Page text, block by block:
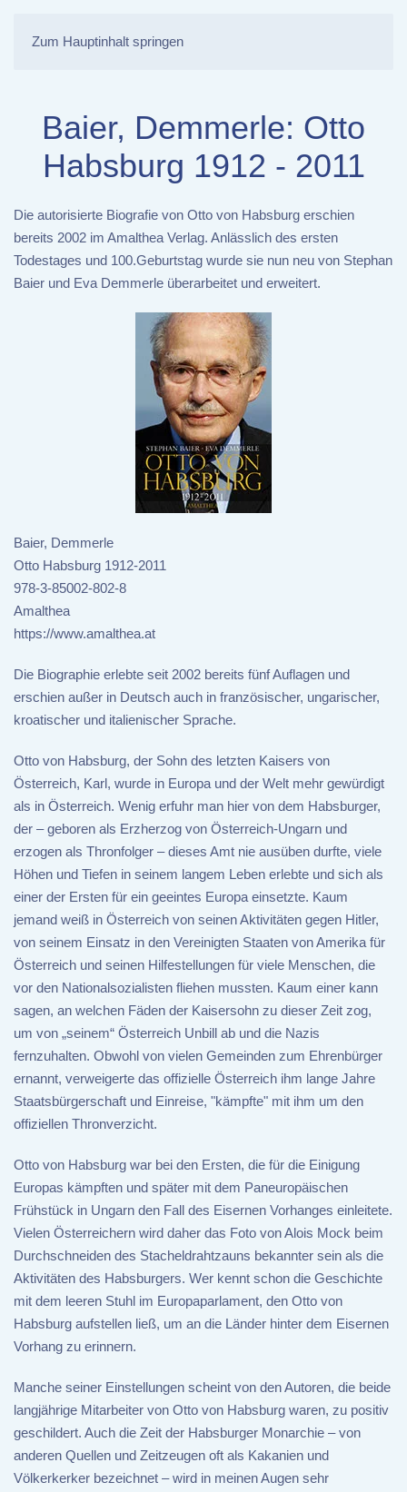
Zum Hauptinhalt springen
Baier, Demmerle: Otto
Habsburg 1912 - 2011
Die autorisierte Biografie von Otto von Habsburg erschien
bereits 2002 im Amalthea Verlag. Anlässlich des ersten
Todestages und 100.Geburtstag wurde sie nun neu von Stephan
Baier und Eva Demmerle überarbeitet und erweitert.
Baier, Demmerle
Otto Habsburg 1912-2011
978-3-85002-802-8
Amalthea
https://www.amalthea.at
Die Biographie erlebte seit 2002 bereits fünf Auflagen und
erschien außer in Deutsch auch in französischer, ungarischer,
kroatischer und italienischer Sprache.
Otto von Habsburg, der Sohn des letzten Kaisers von
Österreich, Karl, wurde in Europa und der Welt mehr gewürdigt
als in Österreich. Wenig erfuhr man hier von dem Habsburger,
der – geboren als Erzherzog von Österreich-Ungarn und
erzogen als Thronfolger – dieses Amt nie ausüben durfte, viele
Höhen und Tiefen in seinem langem Leben erlebte und sich als
einer der Ersten für ein geeintes Europa einsetzte. Kaum
jemand weiß in Österreich von seinen Aktivitäten gegen Hitler,
von seinem Einsatz in den Vereinigten Staaten von Amerika für
Österreich und seinen Hilfestellungen für viele Menschen, die
vor den Nationalsozialisten fliehen mussten. Kaum einer kann
sagen, an welchen Fäden der Kaisersohn zu dieser Zeit zog,
um von „seinem“ Österreich Unbill ab und die Nazis
fernzuhalten. Obwohl von vielen Gemeinden zum Ehrenbürger
ernannt, verweigerte das offizielle Österreich ihm lange Jahre
Staatsbürgerschaft und Einreise, "kämpfte" mit ihm um den
offiziellen Thronverzicht.
Otto von Habsburg war bei den Ersten, die für die Einigung
Europas kämpften und später mit dem Paneuropäischen
Frühstück in Ungarn den Fall des Eisernen Vorhanges einleitete.
Vielen Österreichern wird daher das Foto von Alois Mock beim
Durchschneiden des Stacheldrahtzauns bekannter sein als die
Aktivitäten des Habsburgers. Wer kennt schon die Geschichte
mit dem leeren Stuhl im Europaparlament, den Otto von
Habsburg aufstellen ließ, um an die Länder hinter dem Eisernen
Vorhang zu erinnern.
Manche seiner Einstellungen scheint von den Autoren, die beide
langjährige Mitarbeiter von Otto von Habsburg waren, zu positiv
geschildert. Auch die Zeit der Habsburger Monarchie – von
anderen Quellen und Zeitzeugen oft als Kakanien und
Völkerkerker bezeichnet – wird in meinen Augen sehr